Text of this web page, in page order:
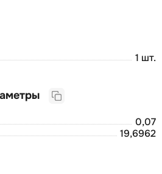
1 шт.
0,07
19,6962